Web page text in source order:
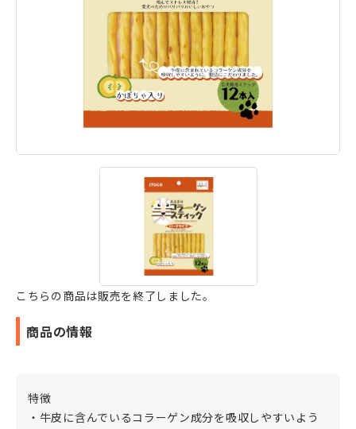
こちらの商品は販売を終了しました。
商品の情報
特徴
・牛皮に含んでいるコラーゲン成分を吸収しやすいよう